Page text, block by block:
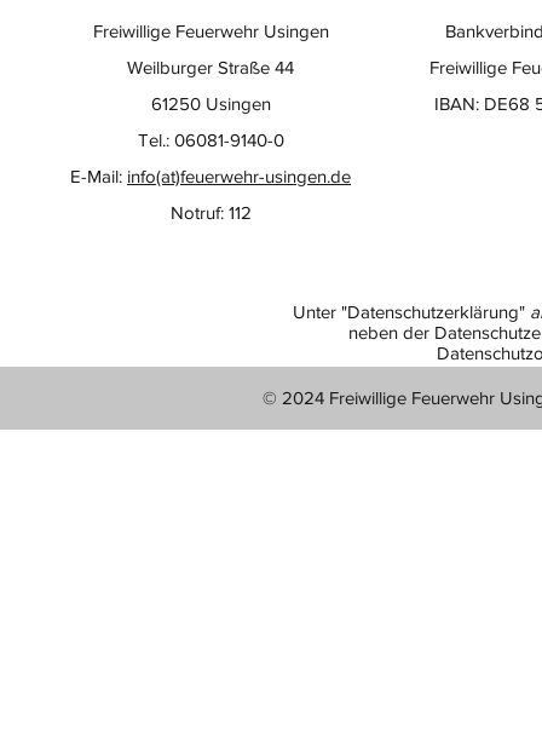
Freiwillige
IBAN: DE68
Freiwillige Feuerwehr Usingen
Weilburger Straße 44
61250 Usingen
Tel.: 06081-9140-0
E-Mail: info(at)feuerwehr-usingen.de
Notruf: 112
Unter "Datenschutzerklärung"
neben der
© 2024 Freiwillige Feuerwehr